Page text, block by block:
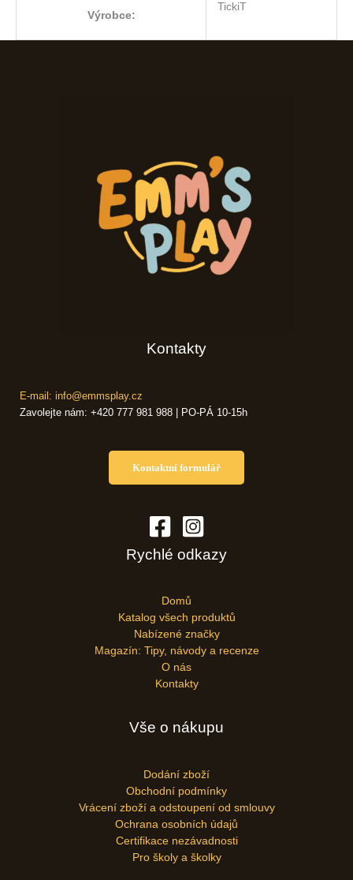
Výrobce:
TickiT
Kontakty
E-mail: info@emmsplay.cz
Zavolejte nám: +420 777 981 988 | PO-PÁ 10-15h
Kontaktní formulář
Rychlé odkazy
Domů
Katalog všech produktů
Nabízené značky
Magazín: Tipy, návody a recenze
O nás
Kontakty
Vše o nákupu
Dodání zboží
Obchodní podmínky
Vrácení zboží a odstoupení od smlouvy
Ochrana osobních údajů
Certifikace nezávadnosti
Pro školy a školky